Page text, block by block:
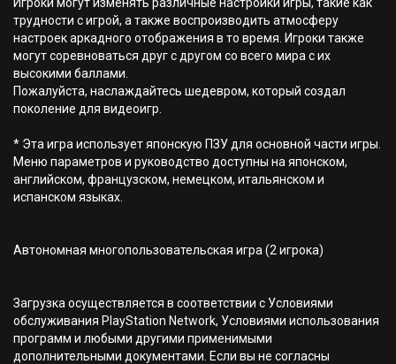
трудности с игрой, а также воспроизводить атмосферу
настроек аркадного отображения в то время. Игроки также
могут соревноваться друг с другом со всего мира с их
высокими баллами.
Пожалуйста, наслаждайтесь шедевром, который создал
поколение для видеоигр.
* Эта игра использует японскую ПЗУ для основной части игры.
Меню параметров и руководство доступны на японском,
английском, французском, немецком, итальянском и
испанском языках.
Автономная многопользовательская игра (2 игрока)
Загрузка осуществляется в соответствии с Условиями
обслуживания PlayStation Network, Условиями использования
программ и любыми другими применимыми
дополнительными документами. Если вы не согласны